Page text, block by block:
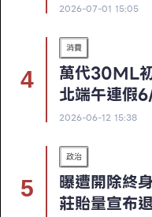
2026-07-01 15:05
消費
萬代30ML
北端午連假
2026-06-12 15:38
政治
曝遭開除終
莊貽量宣布